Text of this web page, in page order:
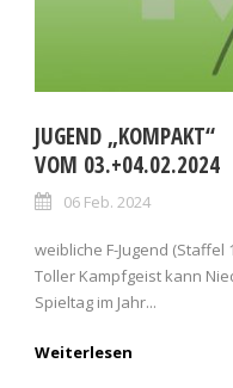
JUGEND „KOMPAKT“
VOM 03.+04.02.2024
06 Feb. 2024
weibliche F-Jugend (Staffel
Toller Kampfgeist kann
Spieltag im Jahr...
Weiterlesen